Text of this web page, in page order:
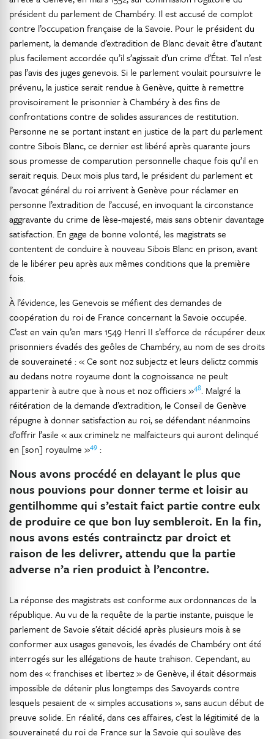
président du parlement de Chambéry. Il est accusé de complot
contre l’occupation française de la Savoie. Pour le président du
parlement, la demande d’extradition de Blanc devait être d’autant
plus facilement accordée qu’il s’agissait d’un crime d’État. Tel n’est
pas l’avis des juges genevois. Si le parlement voulait poursuivre le
prévenu, la justice serait rendue à Genève, quitte à remettre
provisoirement le prisonnier à Chambéry à des fins de
confrontations contre de solides assurances de restitution.
Personne ne se portant instant en justice de la part du parlement
contre Sibois Blanc, ce dernier est libéré après quarante jours
sous promesse de comparution personnelle chaque fois qu’il en
serait requis. Deux mois plus tard, le président du parlement et
l’avocat général du roi arrivent à Genève pour réclamer en
personne l’extradition de l’accusé, en invoquant la circonstance
aggravante du crime de lèse-majesté, mais sans obtenir davantage
satisfaction. En gage de bonne volonté, les magistrats se
contentent de conduire à nouveau Sibois Blanc en prison, avant
de le libérer peu après aux mêmes conditions que la première
fois.
À l’évidence, les Genevois se méfient des demandes de
coopération du roi de France concernant la Savoie occupée.
C’est en vain qu’en mars 1549 Henri II s’efforce de récupérer deux
prisonniers évadés des geôles de Chambéry, au nom de ses droits
de souveraineté : « Ce sont noz subjectz et leurs delictz commis
au dedans notre royaume dont la cognoissance ne peult
appartenir à autre que à nous et noz officiers »48. Malgré la
réitération de la demande d’extradition, le Conseil de Genève
répugne à donner satisfaction au roi, se défendant néanmoins
d’offrir l’asile « aux criminelz ne malfaicteurs qui auront delinqué
en [son] royaulme »49 :
Nous avons procédé en delayant le plus que
nous pouvions pour donner terme et loisir au
gentilhomme qui s’estait faict partie contre eulx
de produire ce que bon luy sembleroit. En la fin,
nous avons estés contrainctz par droict et
raison de les delivrer, attendu que la partie
adverse n’a rien produict à l’encontre.
La réponse des magistrats est conforme aux ordonnances de la
république. Au vu de la requête de la partie instante, puisque le
parlement de Savoie s’était décidé après plusieurs mois à se
conformer aux usages genevois, les évadés de Chambéry ont été
interrogés sur les allégations de haute trahison. Cependant, au
nom des « franchises et libertez » de Genève, il était désormais
impossible de détenir plus longtemps des Savoyards contre
lesquels pesaient de « simples accusations », sans aucun début de
preuve solide. En réalité, dans ces affaires, c’est la légitimité de la
souveraineté du roi de France sur la Savoie qui soulève des